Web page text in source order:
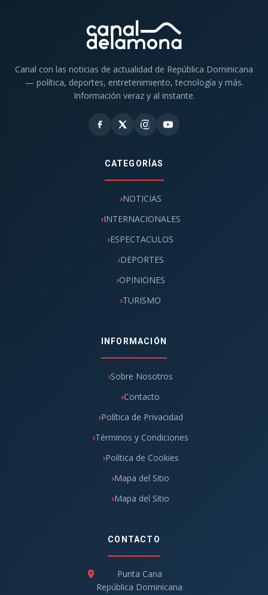
Canal con las noticias de actualidad de República Dominicana
— política, deportes, entretenimiento, tecnología y más.
Información veraz y al instante.
CATEGORÍAS
NOTICIAS
INTERNACIONALES
ESPECTACULOS
DEPORTES
OPINIONES
TURISMO
INFORMACIÓN
Sobre Nosotros
Contacto
Política de Privacidad
Términos y Condiciones
Política de Cookies
Mapa del Sitio
Mapa del Sitio
CONTACTO
Punta Cana
República Dominicana